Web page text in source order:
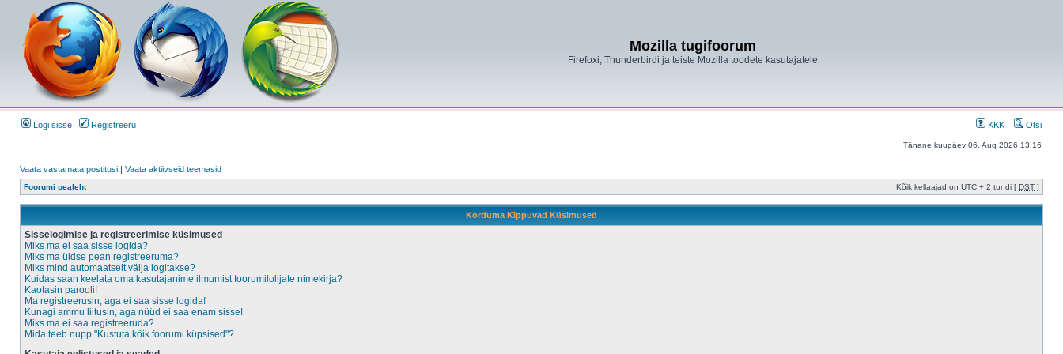
Mozilla tugifoorum
Firefoxi, Thunderbirdi ja teiste Mozilla toodete kasutajatele
Logi sisse Registreeru KKK Otsi
Tänane kuupäev 06. Aug 2026 13:16
Vaata vastamata postitusi | Vaata aktiivseid teemasid
Foorumi pealeht Kõik kellaajad on UTC + 2 tundi [ DST ]
Korduma Kippuvad Küsimused
Sisselogimise ja registreerimise küsimused
Miks ma ei saa sisse logida?
Miks ma üldse pean registreeruma?
Miks mind automaatselt välja logitakse?
Kuidas saan keelata oma kasutajanime ilmumist foorumilolijate nimekirja?
Kaotasin parooli!
Ma registreerusin, aga ei saa sisse logida!
Kunagi ammu liitusin, aga nüüd ei saa enam sisse!
Miks ma ei saa registreeruda?
Mida teeb nupp "Kustuta kõik foorumi küpsised"?